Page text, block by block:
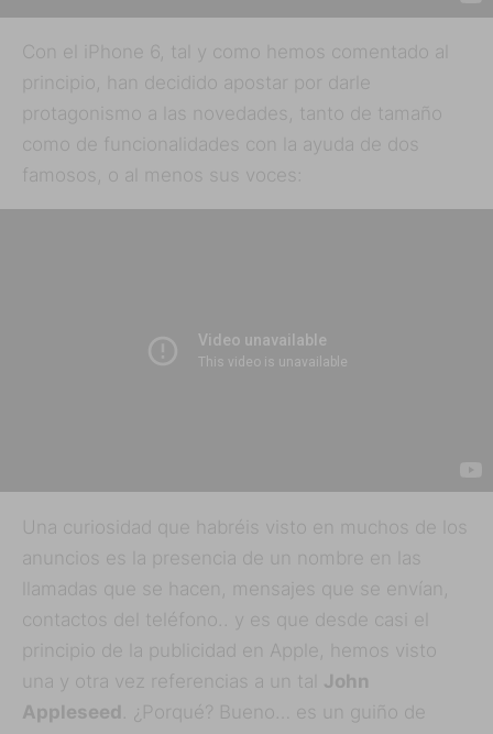
Con el iPhone 6, tal y como hemos comentado al
principio, han decidido apostar por darle
protagonismo a las novedades, tanto de tamaño
como de funcionalidades con la ayuda de dos
famosos, o al menos sus voces:
Una curiosidad que habréis visto en muchos de los
anuncios es la presencia de un nombre en las
llamadas que se hacen, mensajes que se envían,
contactos del teléfono.. y es que desde casi el
principio de la publicidad en Apple, hemos visto
una y otra vez referencias a un tal John
Appleseed . ¿Porqué? Bueno… es un guiño de